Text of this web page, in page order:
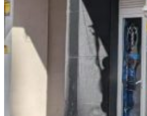
Somos por y para las
Fundación
A través de nuestra